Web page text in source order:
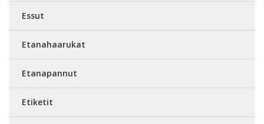
Essut
Etanahaarukat
Etanapannut
Etiketit